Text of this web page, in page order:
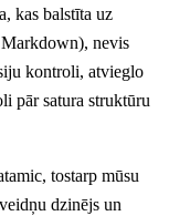
kas balstīta uz
nevis
kontroli, atvieglo
pār satura struktūru
tostarp mūsu
dzinējs un